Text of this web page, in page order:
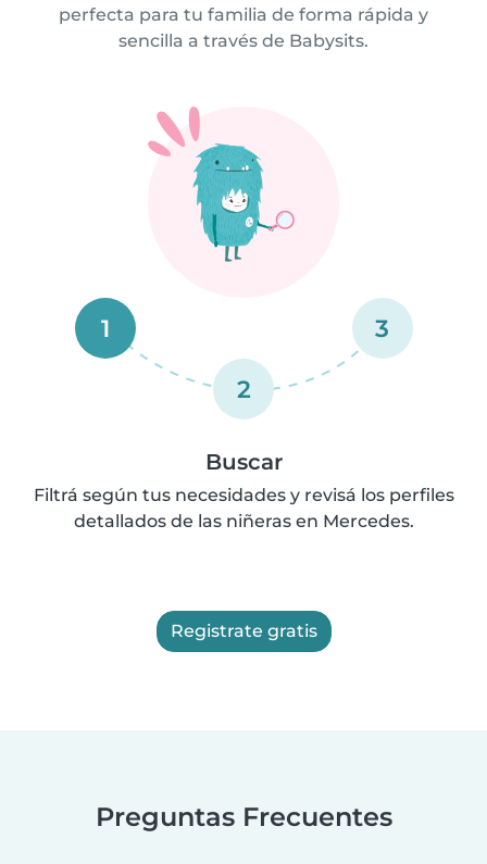
perfecta para tu familia de forma rápida y
sencilla a través de Babysits.
1
2
3
Buscar
Filtrá según tus necesidades y revisá los perfiles
detallados de las niñeras en Mercedes.
Registrate gratis
Preguntas Frecuentes